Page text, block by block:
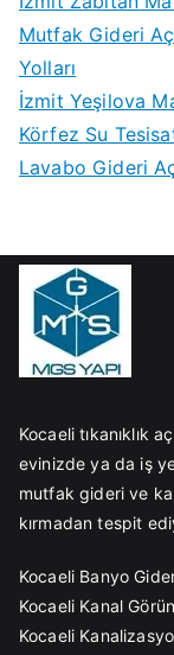
Mutfak Gideri
Yolları
İzmit Yeşilova
Körfez Su
Lavabo Gideri
Kocaeli tıkanıklık
evinizde ya da iş
mutfak gideri ve
kırmadan tespit
Kocaeli Banyo
Kocaeli Kanal
Kocaeli